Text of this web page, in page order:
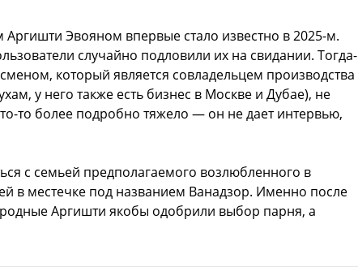
Эвояном впервые стало известно в 2025-м.
случайно подловили их на свидании. Тогда-
который является совладельцем производства
у него также есть бизнес в Москве и Дубае), не
то более подробно тяжело — он не дает интервью,
с семьей предполагаемого возлюбленного в
в местечке под названием Ванадзор. Именно после
Аргишти якобы одобрили выбор парня, а